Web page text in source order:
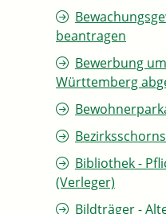
beantragen
Bewerbung
Württemberg
Bibliothek -
(Verleger)
Bildträger -